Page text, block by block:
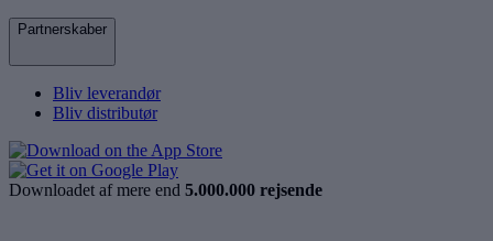
Partnerskaber
Bliv leverandør
Bliv distributør
Downloadet af mere end 5.000.000 rejsende